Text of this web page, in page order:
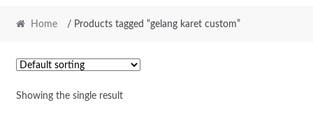
Home / Products tagged “gelang karet custom”
Showing the single result